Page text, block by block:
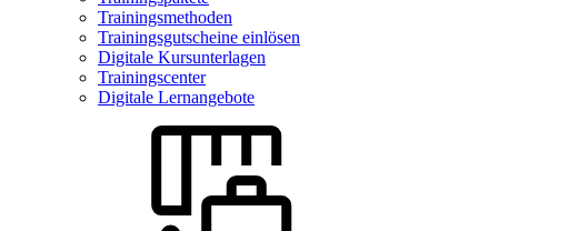
Trainingsmethoden
Trainingsgutscheine einlösen
Digitale Kursunterlagen
Trainingscenter
Digitale Lernangebote